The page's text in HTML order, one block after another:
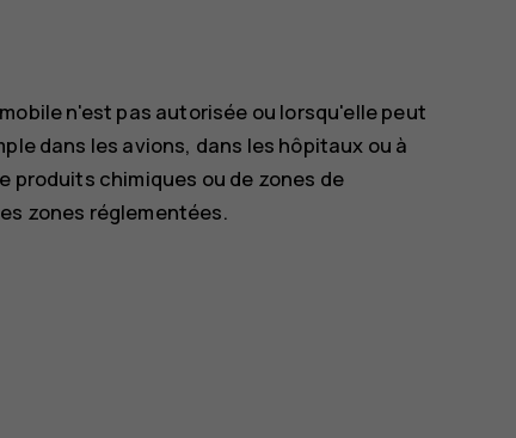
n'est pas autorisée ou lorsqu'elle peut
dans les avions, dans les hôpitaux ou à
produits chimiques ou de zones de
zones réglementées.